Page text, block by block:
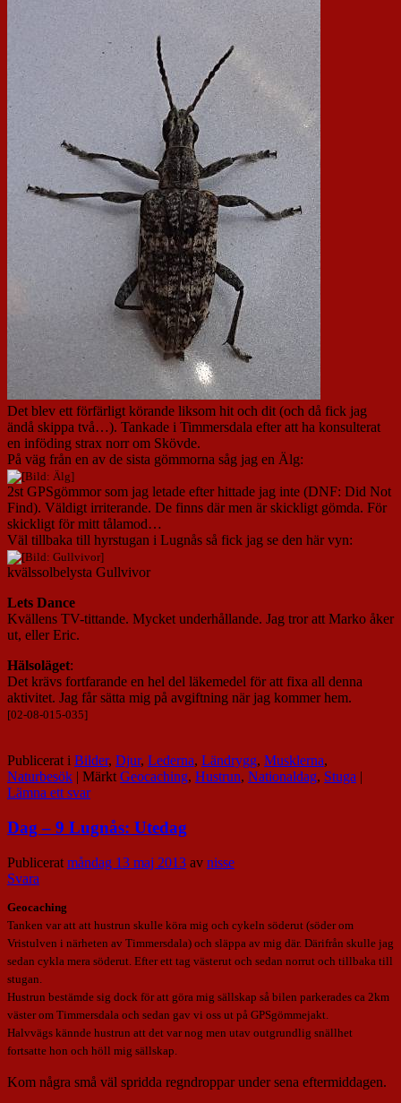
Det blev ett förfärligt körande liksom hit och dit (och då fick jag
ändå skippa två…). Tankade i Timmersdala efter att ha konsulterat
en inföding strax norr om Skövde.
På väg från en av de sista gömmorna såg jag en Älg:
2st GPSgömmor som jag letade efter hittade jag inte (DNF: Did Not
Find). Väldigt irriterande. De finns där men är skickligt gömda. För
skickligt för mitt tålamod…
Väl tillbaka till hyrstugan i Lugnås så fick jag se den här vyn:
kvälssolbelysta Gullvivor
Lets Dance
Kvällens TV-tittande. Mycket underhållande. Jag tror att Marko åker
ut, eller Eric.
Hälsoläget:
Det krävs fortfarande en hel del läkemedel för att fixa all denna
aktivitet. Jag får sätta mig på avgiftning när jag kommer hem.
[02-08-015-035]
Publicerat i Bilder, Djur, Lederna, Ländrygg, Musklerna,
Naturbesök | Märkt Geocaching, Hustrun, Nationaldag, Stuga |
Lämna ett svar
Dag – 9 Lugnås: Utedag
Publicerat måndag 13 maj 2013 av nisse
Svara
Geocaching
Tanken var att att hustrun skulle köra mig och cykeln söderut (söder om
Vristulven i närheten av Timmersdala) och släppa av mig där. Därifrån skulle jag
sedan cykla mera söderut. Efter ett tag västerut och sedan norrut och tillbaka till
stugan.
Hustrun bestämde sig dock för att göra mig sällskap så bilen parkerades ca 2km
väster om Timmersdala och sedan gav vi oss ut på GPSgömmejakt.
Halvvägs kännde hustrun att det var nog men utav outgrundlig snällhet
fortsatte hon och höll mig sällskap.
Kom några små väl spridda regndroppar under sena eftermiddagen.